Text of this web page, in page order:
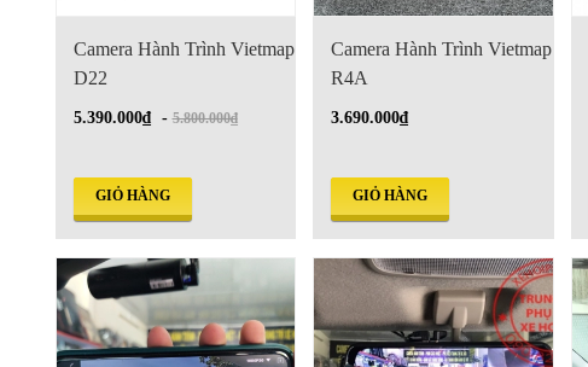
Camera Hành Trình Vietmap
D22
5.390.000₫ -5.800.000₫
GIỎ HÀNG
Camera Hành Trình Vietmap
R4A
3.690.000₫
GIỎ HÀNG